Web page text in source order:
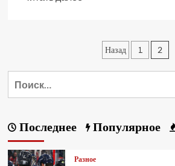
Назад 1 2
Последнее Популярное
Разное